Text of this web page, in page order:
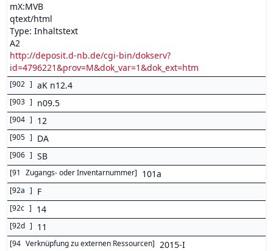
mX:MVB
qtext/html
Type: Inhaltstext
A2
http://deposit.d-nb.de/cgi-bin/dokserv?
id=4796221&prov=M&dok_var=1&dok_ext=htm
[902 ] aK n12.4
[903 ] n09.5
[904 ] 12
[905 ] DA
[906 ] SB
[91 Zugangs- oder Inventarnummer] 101a
[92a ] F
[92c ] 14
[92d ] 11
[94 Verknüpfung zu externen Ressourcen] 2015-I